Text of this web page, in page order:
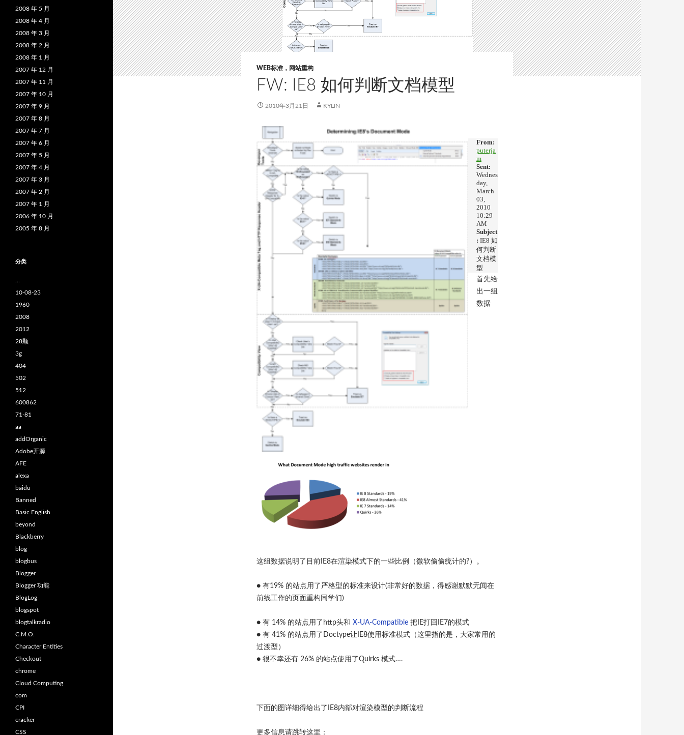
WEB标准，网站重构
FW: IE8 如何判断文档模型
2010年3月21日 KYLIN
From:
puterja
m
Sent:
Wednes
day,
March
03,
2010
10:29
AM
Subject
: IE8 如
何判断
文档模
型
首先给
出一组
数据
这组数据说明了目前IE8在渲染模式下的一些比例（微软偷偷统计的?）。
● 有19% 的站点用了严格型的标准来设计(非常好的数据，得感谢默默无闻在
前线工作的页面重构同学们)
● 有 14% 的站点用了http头和 X-UA-Compatible 把IE打回IE7的模式
● 有 41% 的站点用了Doctype让IE8使用标准模式（这里指的是，大家常用的
过渡型）
● 很不幸还有 26% 的站点使用了Quirks 模式….
下面的图详细得给出了IE8内部对渲染模型的判断流程
更多信息请跳转这里：
2008 年 5 月
2008 年 4 月
2008 年 3 月
2008 年 2 月
2008 年 1 月
2007 年 12 月
2007 年 11 月
2007 年 10 月
2007 年 9 月
2007 年 8 月
2007 年 7 月
2007 年 6 月
2007 年 5 月
2007 年 4 月
2007 年 3 月
2007 年 2 月
2007 年 1 月
2006 年 10 月
2005 年 8 月
分类
…
10-08-23
1960
2008
2012
28颗
3g
404
502
512
600862
71-81
aa
addOrganic
Adobe开源
AFE
alexa
baidu
Banned
Basic English
beyond
Blackberry
blog
blogbus
Blogger
Blogger 功能
BlogLog
blogspot
blogtalkradio
C.M.O.
Character Entities
Checkout
chrome
Cloud Computing
com
CPI
cracker
CSS